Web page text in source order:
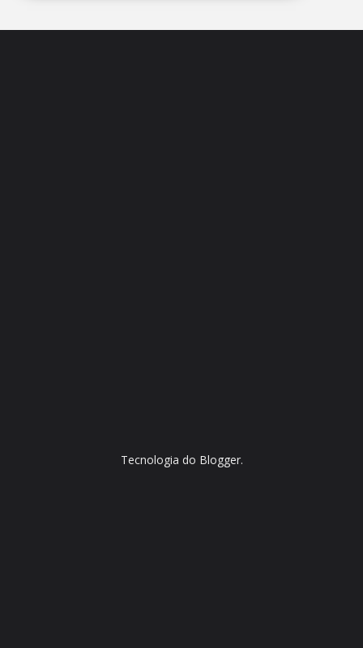
Tecnologia do Blogger.